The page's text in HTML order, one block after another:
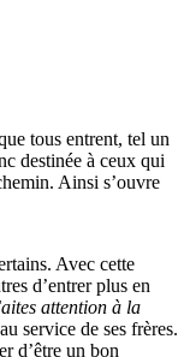
tous entrent, tel un
destinée à ceux qui
Ainsi s’ouvre
Avec cette
d’entrer plus en
attention à la
service de ses frères.
d’être un bon